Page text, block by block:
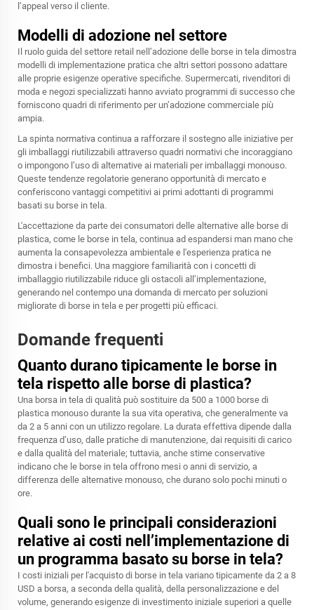
l’appeal verso il cliente.
Modelli di adozione nel settore
Il ruolo guida del settore retail nell’adozione delle borse in tela dimostra
modelli di implementazione pratica che altri settori possono adattare
alle proprie esigenze operative specifiche. Supermercati, rivenditori di
moda e negozi specializzati hanno avviato programmi di successo che
forniscono quadri di riferimento per un’adozione commerciale più
ampia.
La spinta normativa continua a rafforzare il sostegno alle iniziative per
gli imballaggi riutilizzabili attraverso quadri normativi che incoraggiano
o impongono l’uso di alternative ai materiali per imballaggi monouso.
Queste tendenze regolatorie generano opportunità di mercato e
conferiscono vantaggi competitivi ai primi adottanti di programmi
basati su borse in tela.
L'accettazione da parte dei consumatori delle alternative alle borse di
plastica, come le borse in tela, continua ad espandersi man mano che
aumenta la consapevolezza ambientale e l'esperienza pratica ne
dimostra i benefici. Una maggiore familiarità con i concetti di
imballaggio riutilizzabile riduce gli ostacoli all’implementazione,
generando nel contempo una domanda di mercato per soluzioni
migliorate di borse in tela e per progetti più efficaci.
Domande frequenti
Quanto durano tipicamente le borse in
tela rispetto alle borse di plastica?
Una borsa in tela di qualità può sostituire da 500 a 1000 borse di
plastica monouso durante la sua vita operativa, che generalmente va
da 2 a 5 anni con un utilizzo regolare. La durata effettiva dipende dalla
frequenza d’uso, dalle pratiche di manutenzione, dai requisiti di carico
e dalla qualità del materiale; tuttavia, anche stime conservative
indicano che le borse in tela offrono mesi o anni di servizio, a
differenza delle alternative monouso, che durano solo pochi minuti o
ore.
Quali sono le principali considerazioni
relative ai costi nell’implementazione di
un programma basato su borse in tela?
I costi iniziali per l'acquisto di borse in tela variano tipicamente da 2 a 8
USD a borsa, a seconda della qualità, della personalizzazione e del
volume, generando esigenze di investimento iniziale superiori a quelle